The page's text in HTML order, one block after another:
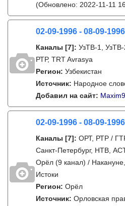
(Обновлено: 2022-11-11
02-09-1996 - 08-09-1996
Каналы [7]: УзТВ-1,
РТР, TRT Avrasya
Регион: Узбекистан
Источник: Народное
Добавил на сайт:
02-09-1996 - 08-09-1996
Каналы [7]: ОРТ, РТР /
Санкт-Петербург, НТВ,
Орёл (9 канал) /
Истоки
Регион: Орёл
Источник: Орловская